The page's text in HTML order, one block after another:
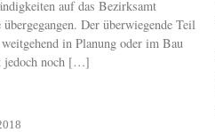
auf das Bezirksamt
Der überwiegende Teil
in Planung oder im Bau
jedoch noch […]